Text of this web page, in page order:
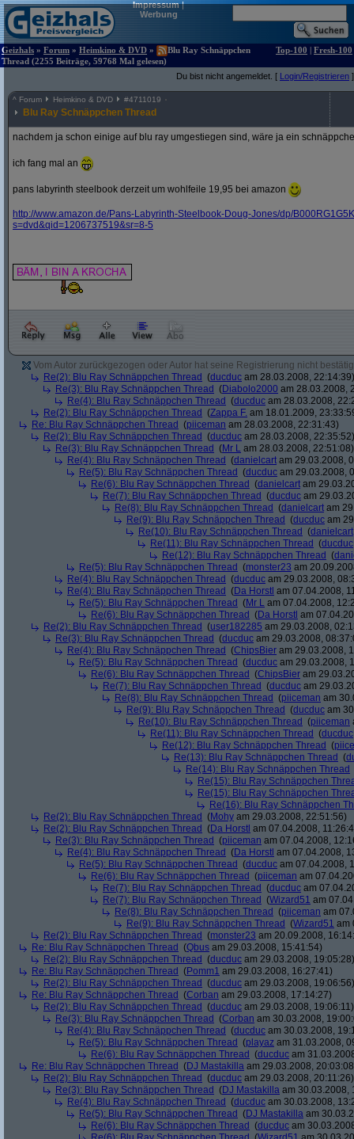
Impressum|
Werbung
Geizhals » Forum » Heimkino & DVD »
Blu Ray Schnäppchen
Thread (2255 Beiträge, 59768 Mal gelesen)
Top-100 | Fresh-100
Du bist nicht angemeldet. [ Login/Registrieren ]
^ Forum Heimkino & DVD #4711019
Blu Ray Schnäppchen Thread
nachdem ja schon einige auf blu ray umgestiegen sind, wäre ja ein
ich fang mal an
pans labyrinth steelbook derzeit um wohlfeile 19,95 bei amazon
http://www.amazon.de/Pans-Labyrinth-Steelbook-Doug-Jones/dp/
s=dvd&qid=1206737519&sr=8-5
Vom Autor zurückgezogen oder Autor hat seine Registrierung nicht
Re(2): Blu Ray Schnäppchen Thread (ducduc am 28.03.2008, 22:14:39)
Re(3): Blu Ray Schnäppchen Thread (Diabolo2000 am 28.03.2008,
Re(4): Blu Ray Schnäppchen Thread (ducduc am 28.03.2008,
Re(2): Blu Ray Schnäppchen Thread (Zappa F. am 18.01.2009,
Re: Blu Ray Schnäppchen Thread (piiceman am 28.03.2008, 22:31:43)
Re(2): Blu Ray Schnäppchen Thread (ducduc am 28.03.2008, 22:35:52)
Re(3): Blu Ray Schnäppchen Thread (Mr L am 28.03.2008, 22:51:08)
Re(4): Blu Ray Schnäppchen Thread (danielcart am 29.03.2008,
Re(5): Blu Ray Schnäppchen Thread (ducduc am 29.03.2008,
Re(6): Blu Ray Schnäppchen Thread (danielcart am
Re(7): Blu Ray Schnäppchen Thread (ducduc am
Re(8): Blu Ray Schnäppchen Thread (danielcart am
Re(9): Blu Ray Schnäppchen Thread (ducduc am
Re(10): Blu Ray Schnäppchen Thread (danielcart
Re(11): Blu Ray Schnäppchen Thread (ducduc
Re(12): Blu Ray Schnäppchen Thread (
Re(5): Blu Ray Schnäppchen Thread (monster23 am
Re(4): Blu Ray Schnäppchen Thread (ducduc am 29.03.2008,
Re(4): Blu Ray Schnäppchen Thread (Da Horstl am 07.04.2008,
Re(5): Blu Ray Schnäppchen Thread (Mr L am 07.04.2008,
Re(6): Blu Ray Schnäppchen Thread (Da Horstl am
Re(2): Blu Ray Schnäppchen Thread (user182285 am 29.03.2008,
Re(3): Blu Ray Schnäppchen Thread (ducduc am 29.03.2008,
Re(4): Blu Ray Schnäppchen Thread (ChipsBier am 29.03.2008,
Re(5): Blu Ray Schnäppchen Thread (ducduc am 29.03.2008,
Re(6): Blu Ray Schnäppchen Thread (ChipsBier am
Re(7): Blu Ray Schnäppchen Thread (ducduc am
Re(8): Blu Ray Schnäppchen Thread (piiceman am
Re(9): Blu Ray Schnäppchen Thread (ducduc am
Re(10): Blu Ray Schnäppchen Thread (piiceman
Re(11): Blu Ray Schnäppchen Thread (ducduc
Re(12): Blu Ray Schnäppchen Thread (
Re(13): Blu Ray Schnäppchen Thread (
Re(14): Blu Ray Schnäppchen Thread
Re(15): Blu Ray Schnäppchen
Re(15): Blu Ray Schnäppchen
Re(16): Blu Ray Schnäppchen
Re(2): Blu Ray Schnäppchen Thread (Mohy am 29.03.2008, 22:51:56)
Re(2): Blu Ray Schnäppchen Thread (Da Horstl am 07.04.2008,
Re(3): Blu Ray Schnäppchen Thread (piiceman am 07.04.2008,
Re(4): Blu Ray Schnäppchen Thread (Da Horstl am 07.04.2008,
Re(5): Blu Ray Schnäppchen Thread (ducduc am 07.04.2008,
Re(6): Blu Ray Schnäppchen Thread (piiceman am
Re(7): Blu Ray Schnäppchen Thread (ducduc am
Re(7): Blu Ray Schnäppchen Thread (Wizard51 am
Re(8): Blu Ray Schnäppchen Thread (piiceman am
Re(9): Blu Ray Schnäppchen Thread (Wizard51 am
Re(2): Blu Ray Schnäppchen Thread (monster23 am 20.09.2008,
Re: Blu Ray Schnäppchen Thread (Qbus am 29.03.2008, 15:41:54)
Re(2): Blu Ray Schnäppchen Thread (ducduc am 29.03.2008, 19:05:28)
Re: Blu Ray Schnäppchen Thread (Pomm1 am 29.03.2008, 16:27:41)
Re(2): Blu Ray Schnäppchen Thread (ducduc am 29.03.2008, 19:06:56)
Re: Blu Ray Schnäppchen Thread (Corban am 29.03.2008, 17:14:27)
Re(2): Blu Ray Schnäppchen Thread (ducduc am 29.03.2008, 19:06:11)
Re(3): Blu Ray Schnäppchen Thread (Corban am 30.03.2008,
Re(4): Blu Ray Schnäppchen Thread (ducduc am 30.03.2008,
Re(5): Blu Ray Schnäppchen Thread (playaz am 31.03.2008,
Re(6): Blu Ray Schnäppchen Thread (ducduc am
Re: Blu Ray Schnäppchen Thread (DJ Mastakilla am 29.03.2008,
Re(2): Blu Ray Schnäppchen Thread (ducduc am 29.03.2008, 20:11:26)
Re(3): Blu Ray Schnäppchen Thread (DJ Mastakilla am 30.03.2008,
Re(4): Blu Ray Schnäppchen Thread (ducduc am 30.03.2008,
Re(5): Blu Ray Schnäppchen Thread (DJ Mastakilla am
Re(6): Blu Ray Schnäppchen Thread (ducduc am